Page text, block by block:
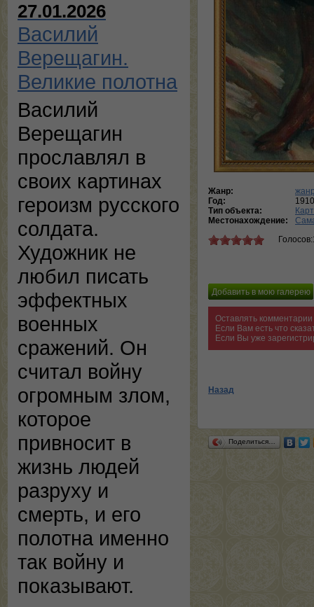
27.01.2026
Василий
Верещагин.
Великие полотна
Василий
Верещагин
прославлял в
своих картинах
героизм русского
солдата.
Художник не
любил писать
эффектных
военных
сражений. Он
считал войну
огромным злом,
которое
привносит в
жизнь людей
разруху и
смерть, и его
полотна именно
так войну и
показывают.
Жанр:
Год:
1910
Тип объекта:
Местонахождение:
Оставлять
Если Вам есть что
Если Вы уже
Назад
Поделиться…